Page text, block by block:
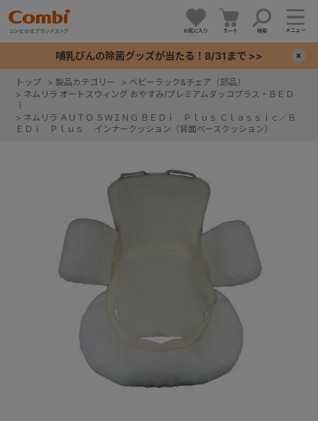
お気に入り カート 検索 メニュー
哺乳びんの除菌グッズが当たる！8/31まで >>
トップ > 製品カテゴリー > ベビーラック&チェア（部品）
> ネムリラ オートスウィング おやすみ/プレミアムダッコプラス・ＢＥＤ
ｉ
> ネムリラ ＡＵＴＯ ＳＷＩＮＧ ＢＥＤｉ Ｐｌｕｓ Ｃｌａｓｓｉｃ／Ｂ
ＥＤｉ Ｐｌｕｓ インナークッション（背面ベースクッション）